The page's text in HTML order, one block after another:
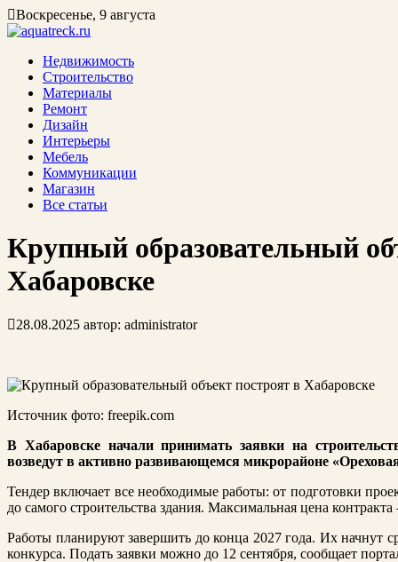
Воскресенье, 9 августа
Недвижимость
Строительство
Материалы
Ремонт
Дизайн
Интерьеры
Мебель
Коммуникации
Магазин
Все статьи
Крупный образовательный
Хабаровске
28.08.2025 автор: administrator
Источник фото: freepik.com
В Хабаровске начали принимать заявки на
возведут в активно развивающемся микрорайоне
Тендер включает все необходимые работы: от подготовки
до самого строительства здания. Максимальная цена
Работы планируют завершить до конца 2027 года. Их начнут
конкурса. Подать заявки можно до 12 сентября, сообщает